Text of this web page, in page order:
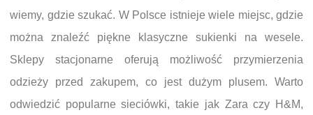
wiemy, gdzie szukać. W Polsce istnieje wiele miejsc, gdzie
można znaleźć piękne klasyczne sukienki na wesele.
Sklepy stacjonarne oferują możliwość przymierzenia
odzieży przed zakupem, co jest dużym plusem. Warto
odwiedzić popularne sieciówki, takie jak Zara czy H&M,